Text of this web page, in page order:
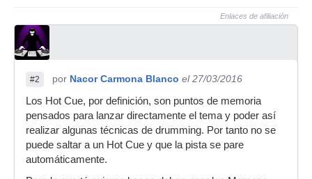
Enlaces de afiliación
#2 por Nacor Carmona Blanco el 27/03/2016
Los Hot Cue, por definición, son puntos de memoria
pensados para lanzar directamente el tema y poder así
realizar algunas técnicas de drumming. Por tanto no se
puede saltar a un Hot Cue y que la pista se pare
automáticamente.